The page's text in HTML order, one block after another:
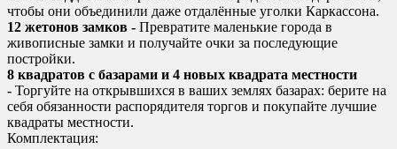
чтобы они объединили даже отдалённые уголки Каркассона.
12 жетонов замков - Превратите маленькие города в
живописные замки и получайте очки за последующие
постройки.
8 квадратов с базарами и 4 новых квадрата местности
- Торгуйте на открывшихся в ваших землях базарах: берите на
себя обязанности распорядителя торгов и покупайте лучшие
квадраты местности.
Комплектация: